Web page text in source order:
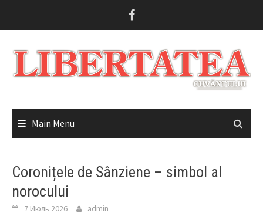
Main Menu
Coronițele de Sânziene – simbol al
norocului
7 Июль 2026 admin